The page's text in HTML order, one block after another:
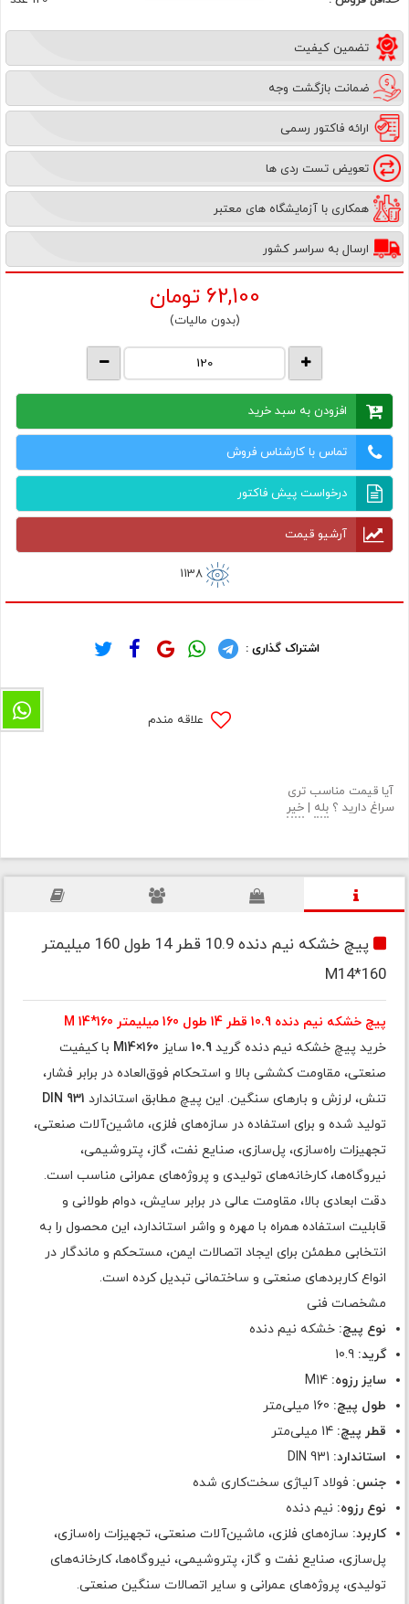
تضمین کیفیت
ضمانت بازگشت وجه
ارائه فاکتور رسمی
تعویض تست ردی ها
همکاری با آزمایشگاه های معتبر
ارسال به سراسر کشور
62,100 تومان
(بدون مالیات)
افزودن به سبد خرید
تماس با کارشناس فروش
درخواست پیش فاکتور
آرشیو قیمت
1138
اشتراک گذاری :
علاقه مندم
آیا قیمت مناسب تری
سراغ دارید ؟ بله | خیر
پیچ خشکه نیم دنده 10.9 قطر 14 طول 160 میلیمتر
M14*160
پیچ خشکه نیم دنده 10.9 قطر 14 طول 160 میلیمتر M 14*160
خرید پیچ خشکه نیم دنده گرید10.9 سایز M14×160 با کیفیت
صنعتی، مقاومت کششی بالا و استحکام فوق‌العاده در برابر فشار،
تنش، لرزش و بارهای سنگین. این پیچ مطابق استاندارد DIN 931
تولید شده و برای استفاده در سازه‌های فلزی، ماشین‌آلات صنعتی،
تجهیزات راه‌سازی، پل‌سازی، صنایع نفت، گاز، پتروشیمی،
نیروگاه‌ها، کارخانه‌های تولیدی و پروژه‌های عمرانی مناسب است.
دقت ابعادی بالا، مقاومت عالی در برابر سایش، دوام طولانی و
قابلیت استفاده همراه با مهره و واشر استاندارد، این محصول را به
انتخابی مطمئن برای ایجاد اتصالات ایمن، مستحکم و ماندگار در
انواع کاربردهای صنعتی و ساختمانی تبدیل کرده است.
مشخصات فنی
نوع پیچ: خشکه نیم دنده
گرید: 10.9
سایز رزوه: M14
طول پیچ:
قطر پیچ: 14 میلی‌متر
استاندارد:
جنس: فولاد آلیاژی سخت‌کاری شده
نوع رزوه: نیم دنده
کاربرد: سازه‌های فلزی، ماشین‌آلات صنعتی، تجهیزات راه‌سازی،
پل‌سازی، صنایع نفت و گاز، پتروشیمی، نیروگاه‌ها، کارخانه‌های
تولیدی، پروژه‌های عمرانی و سایر اتصالات سنگین صنعتی.